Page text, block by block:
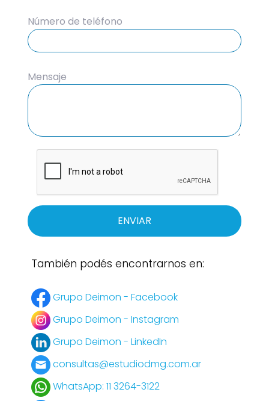
Número de teléfono
Mensaje
ENVIAR
También podés encontrarnos en:
Grupo Deimon - Facebook
Grupo Deimon - Instagram
Grupo Deimon - LinkedIn
consultas@estudiodmg.com.ar
WhatsApp: 11 3264-3122